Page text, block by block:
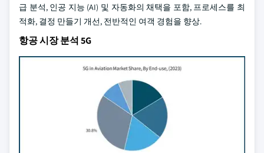
급 분석, 인공 지능 (AI) 및 자동화의 채택을 포함, 프로세스를 최
적화, 결정 만들기 개선, 전반적인 여객 경험을 향상.
항공 시장 분석 5G